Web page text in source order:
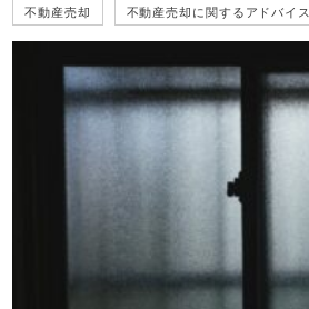
不動産売却 不動産売却に関するアドバイス